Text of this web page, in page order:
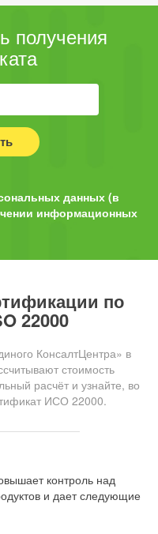
получения
данных (в
информационных
по
22000
КонсалтЦентра» в
стоимость
расчёт и узнайте, во
ИСО 22000.
контроль над
и дает следующие